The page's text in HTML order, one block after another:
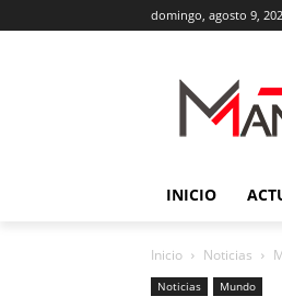
domingo, agosto 9,
INICIO
Inicio Noticias
Noticias Mundo